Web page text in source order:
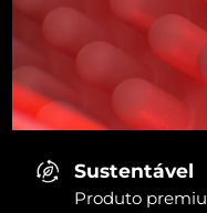
Sustentável
Produto